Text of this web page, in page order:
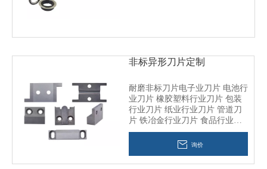
非标异形刀片定制
耐磨非标刀片电子业刀片 电池行
业刀片 橡胶塑料行业刀片 包装
行业刀片 纸业行业刀片 管道刀
片 铁冶金行业刀片 食品行业刀
片 园林行业刀片 动化设备业刀
片 纺织行业刀片 皮革行业刀片
询价